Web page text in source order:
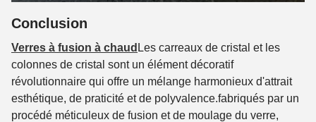
Conclusion
Verres à fusion à chaud Les carreaux de cristal et les
colonnes de cristal sont un élément décoratif
révolutionnaire qui offre un mélange harmonieux d'attrait
esthétique, de praticité et de polyvalence.fabriqués par un
procédé méticuleux de fusion et de moulage du verre,